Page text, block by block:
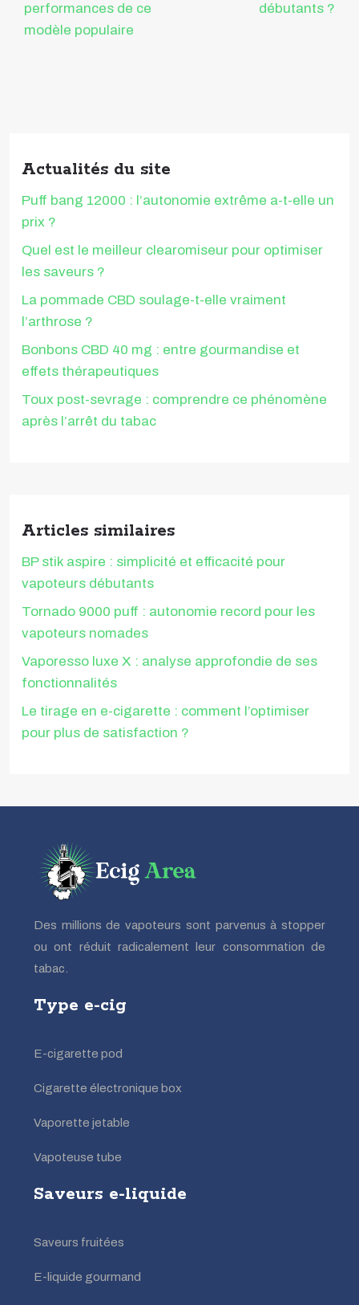
performances de ce
modèle populaire
débutants ?
Actualités du site
Puff bang 12000 : l’autonomie extrême a-t-elle un
prix ?
Quel est le meilleur clearomiseur pour optimiser
les saveurs ?
La pommade CBD soulage-t-elle vraiment
l’arthrose ?
Bonbons CBD 40 mg : entre gourmandise et
effets thérapeutiques
Toux post-sevrage : comprendre ce phénomène
après l’arrêt du tabac
Articles similaires
BP stik aspire : simplicité et efficacité pour
vapoteurs débutants
Tornado 9000 puff : autonomie record pour les
vapoteurs nomades
Vaporesso luxe X : analyse approfondie de ses
fonctionnalités
Le tirage en e-cigarette : comment l’optimiser
pour plus de satisfaction ?
Des millions de vapoteurs sont parvenus à stopper
ou ont réduit radicalement leur consommation de
tabac.
Type e-cig
E-cigarette pod
Cigarette électronique box
Vaporette jetable
Vapoteuse tube
Saveurs e-liquide
Saveurs fruitées
E-liquide gourmand